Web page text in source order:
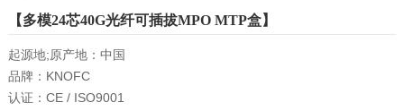
【多模24芯40G光纤可插拔MPO MTP盒】
起源地;原产地：中国
品牌：KNOFC
认证：CE / ISO9001